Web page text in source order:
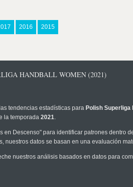
2016 2015
HANDBALL WOMEN (2021)
tendencias estadísticas para Polish Superliga
la temporada 2021.
en Descenso" para identificar patrones dentro
datos se basan en una evaluación
nuestros análisis basados en datos para